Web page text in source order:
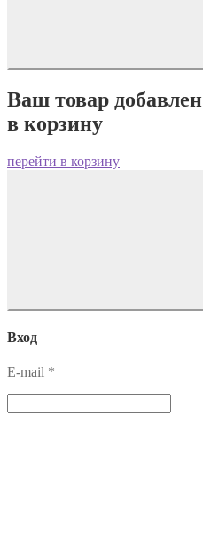
Ваш товар добавлен
в корзину
перейти в корзину
Вход
E-mail *